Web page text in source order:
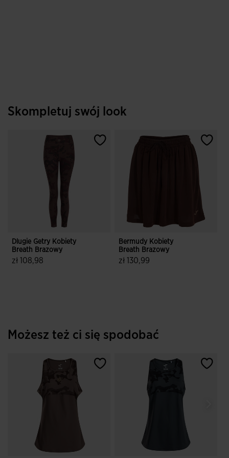
Skompletuj swój look
Dlugie Getry Kobiety
Breath Brazowy
zł 108,98
Bermudy Kobiety
Breath Brazowy
zł 130,99
Możesz też ci się spodobać